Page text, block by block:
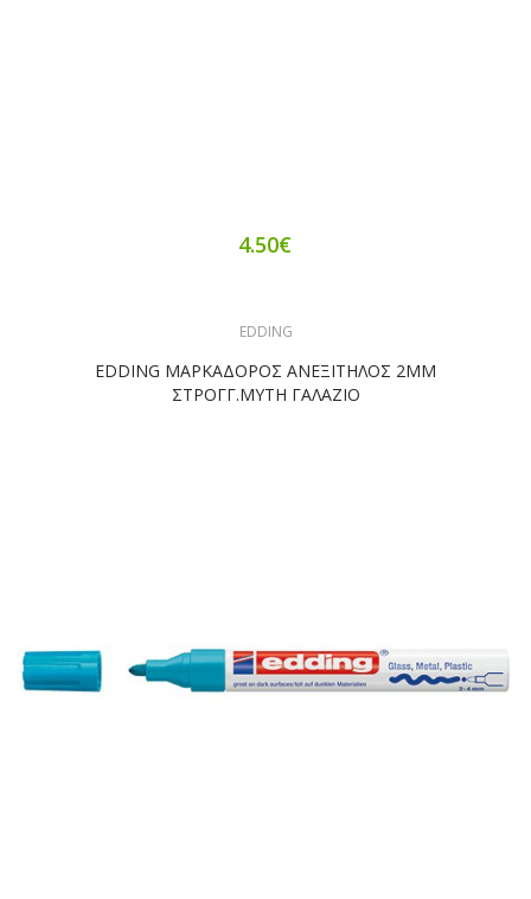
4.50€
EDDING
EDDING ΜΑΡΚΑΔΟΡΟΣ ΑΝΕΞΙΤΗΛΟΣ 2ΜΜ
ΣΤΡΟΓΓ.ΜΥΤΗ ΓΑΛΑΖΙΟ